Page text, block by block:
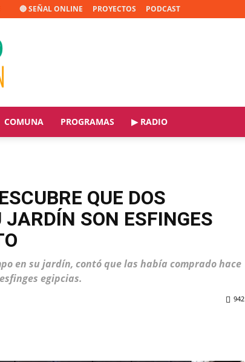
🔴 SEÑAL ONLINE PROYECTOS PODCAST
COMUNA PROGRAMAS ▶ RADIO
QUE DOS
JARDÍN SON ESFINGES
en su jardín, contó que las había comprado hace
egipcias.
942